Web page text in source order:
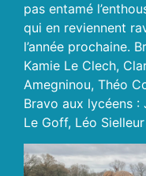
pas entamé
qui en reviennent
l’année prochaine.
Kamie Le Clech,
Amegninou, Théo
Bravo aux lycéens :
Le Goff, Léo